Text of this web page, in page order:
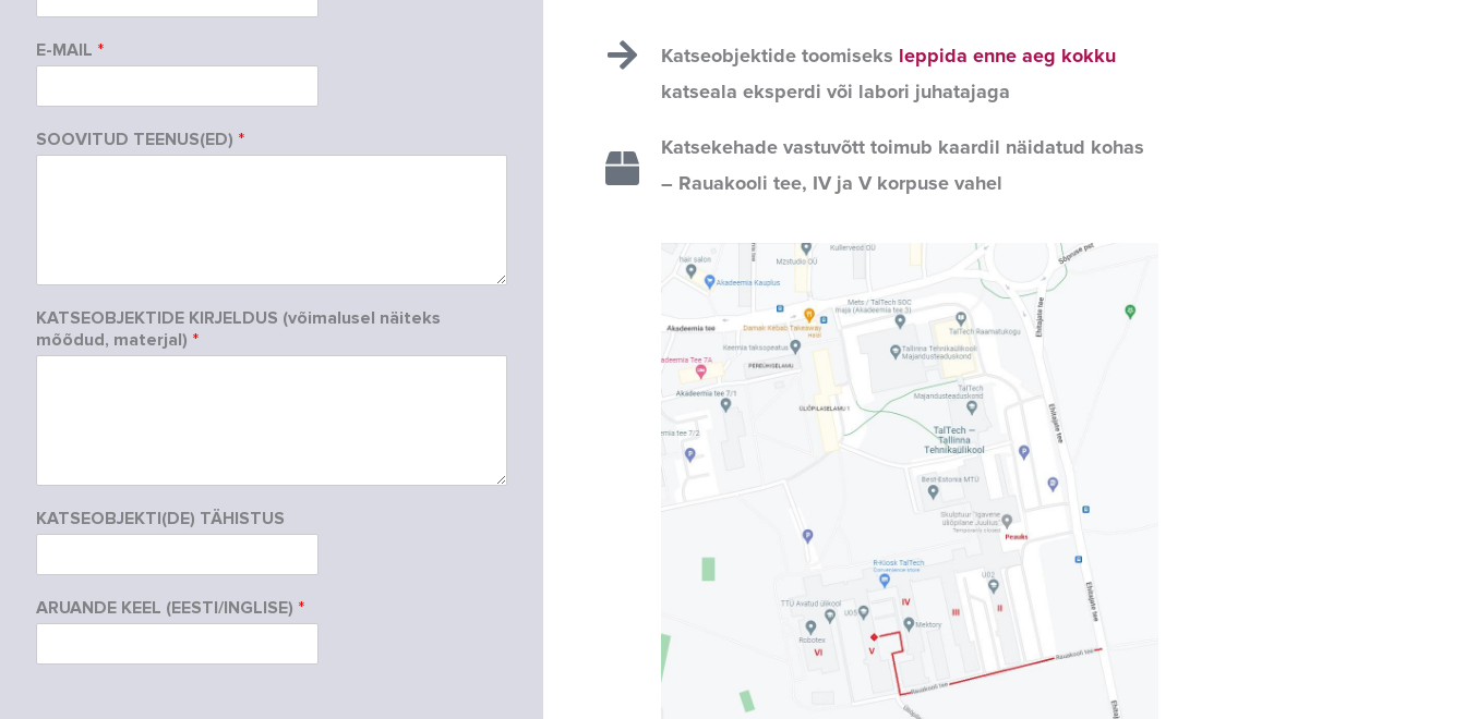
E-MAIL *
SOOVITUD TEENUS(ED) *
KATSEOBJEKTIDE KIRJELDUS (võimalusel näiteks
mõõdud, materjal) *
KATSEOBJEKTI(DE) TÄHISTUS
ARUANDE KEEL (EESTI/INGLISE) *
Katseobjektide toomiseks leppida enne aeg kokku
katseala eksperdi või labori juhatajaga
Katsekehade vastuvõtt toimub kaardil näidatud kohas
– Rauakooli tee, IV ja V korpuse vahel